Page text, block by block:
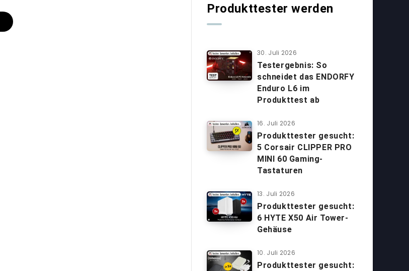
Produkttester werden
30. Juli 2026
Testergebnis: So
schneidet das ENDORFY
Enduro L6 im
Produkttest ab
16. Juli 2026
Produkttester gesucht:
5 Corsair CLIPPER PRO
MINI 60 Gaming-
Tastaturen
13. Juli 2026
Produkttester gesucht:
6 HYTE X50 Air Tower-
Gehäuse
10. Juli 2026
Produkttester gesucht: